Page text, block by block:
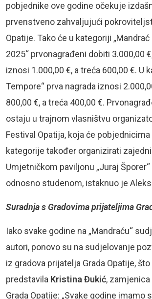
pobjednike ove godine očekuje
prvenstveno zahvaljujući
Opatije. Tako će u kategoriji
2025“ prvonagrađeni dobiti 3.000,00
iznosi 1.000,00 €, a treća 600,00 €. U
Tempore“ prva nagrada iznosi
800,00 €, a treća 400,00 €.
ostaju u trajnom vlasništvu
Festival Opatija, koja će
kategorije također organizirati
Umjetničkom paviljonu „Juraj
odnosno studenom, istaknuo je
Suradnja s Gradovima prijateljima
Iako svake godine na „Mandraću“
autori, ponovo su na sudjelovanje
iz gradova prijatelja Grada Opatije,
predstavila Kristina Đukić,
Grada Opatije: „Svake godine imamo